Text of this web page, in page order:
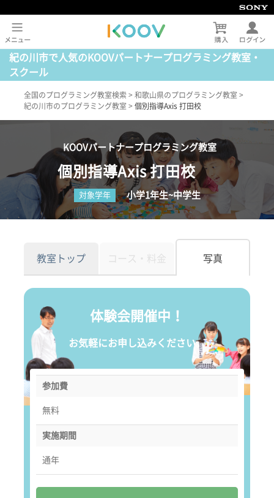
紀の川市で人気のKOOVパートナープログラミング教室・
スクール
全国のプログラミング教室検索 > 和歌山県のプログラミング教室 >
紀の川市のプログラミング教室 > 個別指導Axis 打田校
KOOVパートナープログラミング教室
個別指導Axis 打田校
対象学年 小学1年生~中学生
教室トップ コース・料金 写真
体験会開催中！
お気軽にお申し込みください。
参加費
無料
実施期間
通年